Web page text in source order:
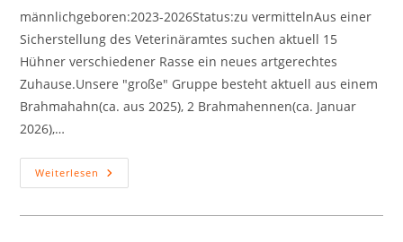
männlichgeboren:2023-2026Status:zu vermittelnAus einer
Sicherstellung des Veterinäramtes suchen aktuell 15
Hühner verschiedener Rasse ein neues artgerechtes
Zuhause.Unsere "große" Gruppe besteht aktuell aus einem
Brahmahahn(ca. aus 2025), 2 Brahmahennen(ca. Januar
2026),…
Weiterlesen Hühnergruppe
1